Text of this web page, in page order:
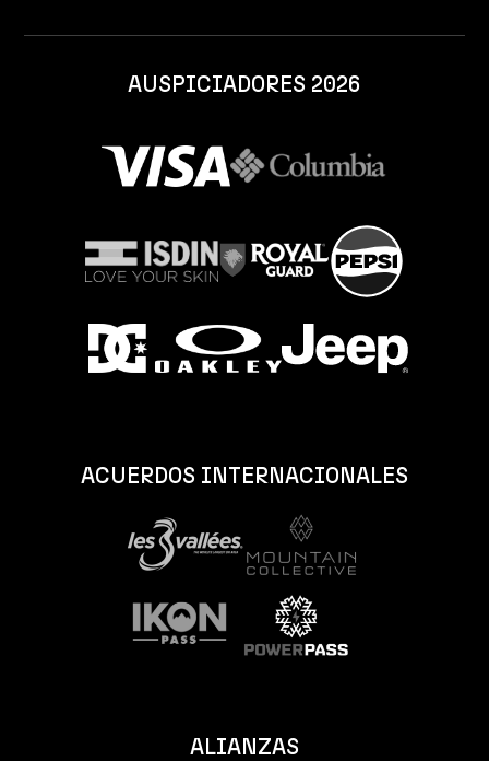
AUSPICIADORES 2026
ACUERDOS INTERNACIONALES
ALIANZAS